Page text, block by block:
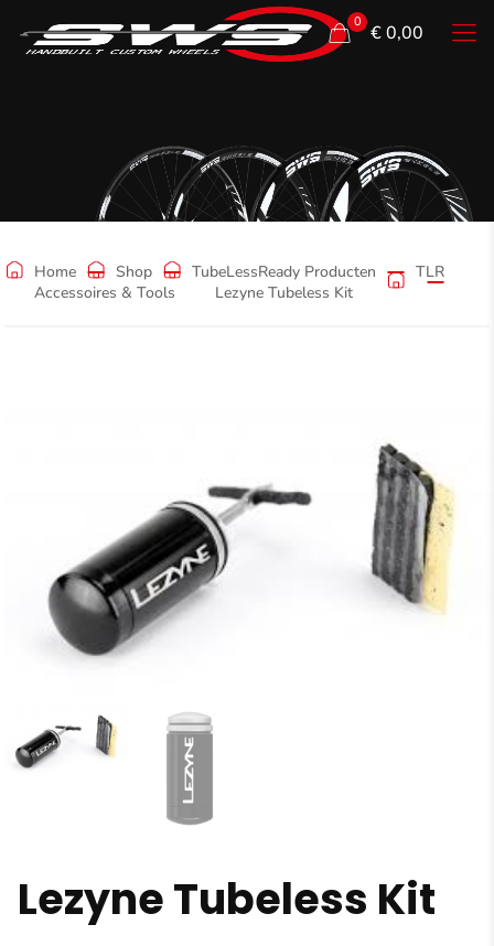
0 € 0,00
Shop
Home Shop TubeLessReady Producten
TLR
Accessoires & Tools
Lezyne Tubeless Kit
Lezyne Tubeless Kit